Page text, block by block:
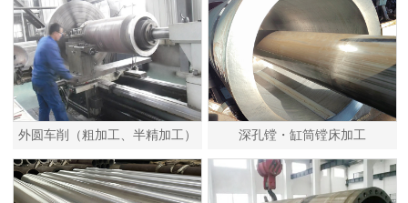
外圆车削（粗加工、半精加工） 深孔镗・缸筒镗床加工